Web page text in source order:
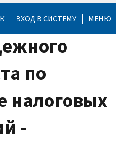
ВХОД В СИСТЕМУ МЕНЮ
по
налоговых
-